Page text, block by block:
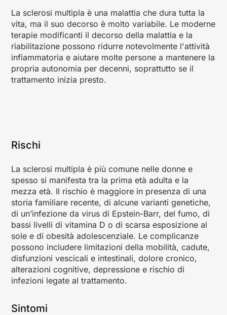
La sclerosi multipla è una malattia che dura tutta la
vita, ma il suo decorso è molto variabile. Le moderne
terapie modificanti il decorso della malattia e la
riabilitazione possono ridurre notevolmente l'attività
infiammatoria e aiutare molte persone a mantenere la
propria autonomia per decenni, soprattutto se il
trattamento inizia presto.
Rischi
La sclerosi multipla è più comune nelle donne e
spesso si manifesta tra la prima età adulta e la
mezza età. Il rischio è maggiore in presenza di una
storia familiare recente, di alcune varianti genetiche,
di un’infezione da virus di Epstein-Barr, del fumo, di
bassi livelli di vitamina D o di scarsa esposizione al
sole e di obesità adolescenziale. Le complicanze
possono includere limitazioni della mobilità, cadute,
disfunzioni vescicali e intestinali, dolore cronico,
alterazioni cognitive, depressione e rischio di
infezioni legate al trattamento.
Sintomi